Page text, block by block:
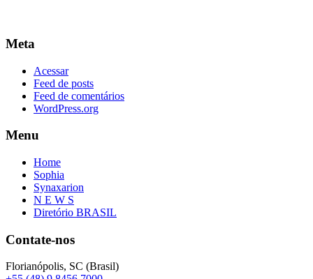
Meta
Acessar
Feed de posts
Feed de comentários
WordPress.org
Menu
Home
Sophia
Synaxarion
N E W S
Diretório BRASIL
Contate-nos
Florianópolis, SC (Brasil)